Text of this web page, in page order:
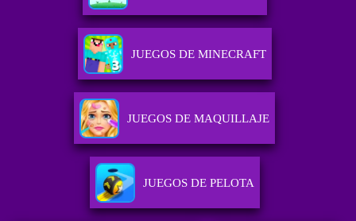
JUEGOS DE MINECRAFT
JUEGOS DE MAQUILLAJE
JUEGOS DE PELOTA